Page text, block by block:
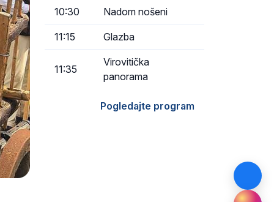
10:30 Nadom nošeni
11:15 Glazba
11:35
Virovitička
panorama
Pogledajte program